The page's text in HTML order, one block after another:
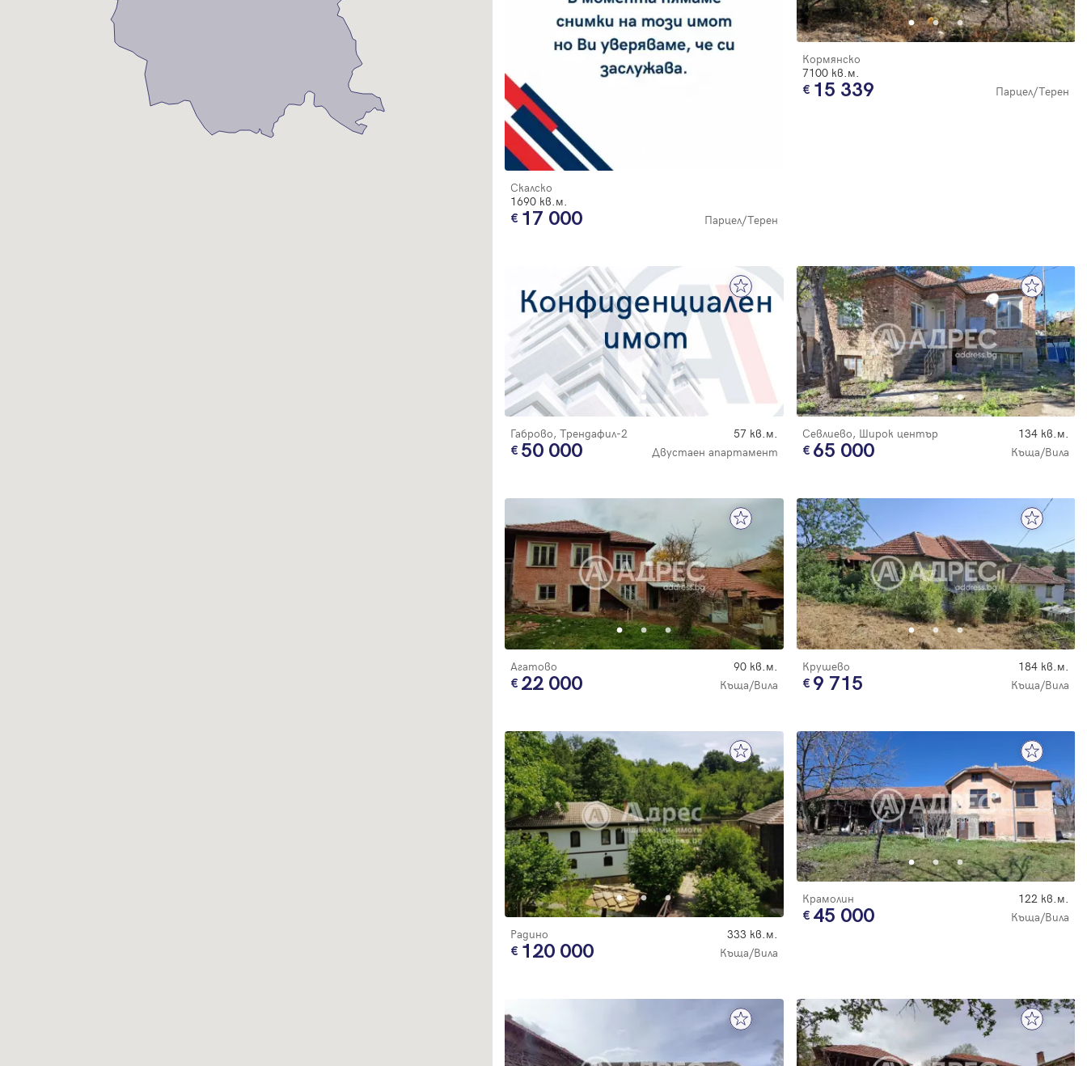
Скалско
1690 кв.м.
17 000 Парцел/Терен
Кормянско
7100 кв.м.
15 339 Парцел/Терен
Габрово, Трендафил-2 57 кв.м.
50 000 Двустаен апартамент
Севлиево, Широк център 134 кв.м.
65 000 Къща/Вила
Агатово 90 кв.м.
22 000 Къща/Вила
Крушево 184 кв.м.
9 715 Къща/Вила
Радино 333 кв.м.
120 000 Къща/Вила
Крамолин 122 кв.м.
45 000 Къща/Вила
Парола
Вход с имейл
Забравена парола
Регистрация